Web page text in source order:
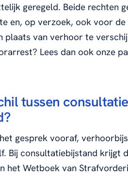
geregeld. Beide rechten
en, op verzoek, ook voor
plaats van verhoor te
Lees dan ook onze
tussen
gesprek vooraf,
Bij consultatiebijstand krijgt
het Wetboek van